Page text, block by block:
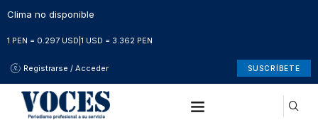
Clima no disponible
1 PEN = 0.297 USD 1 USD = 3.362 PEN
Registrarse / Acceder SUSCRÍBETE